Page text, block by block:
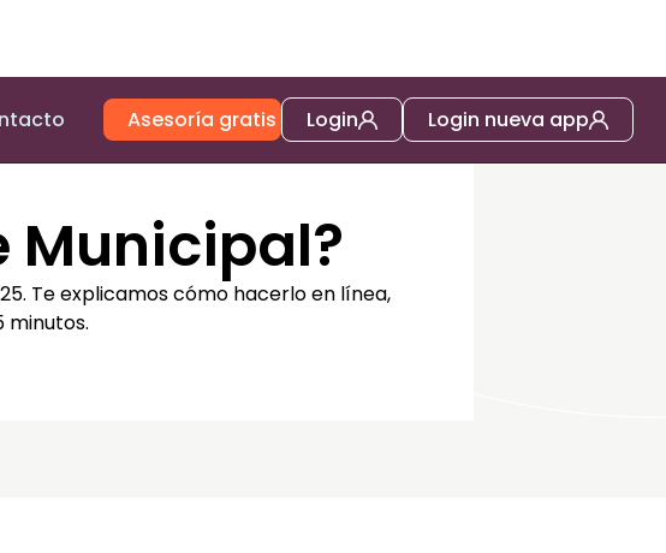
Asesoría gratis Login Login nueva app
Municipal?
Te explicamos cómo hacerlo en línea,
minutos.